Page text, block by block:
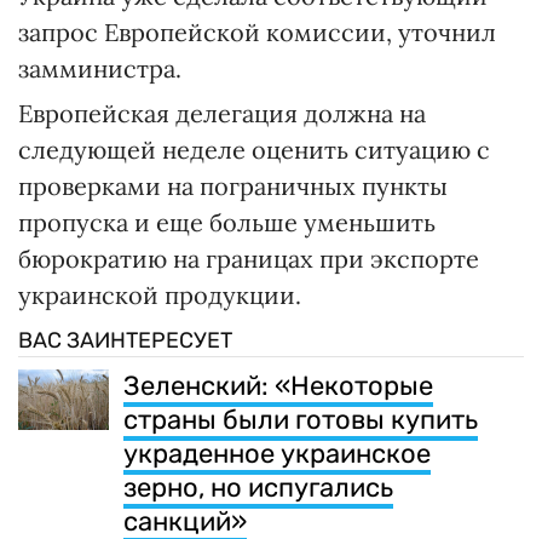
запрос Европейской комиссии, уточнил
замминистра.
Европейская делегация должна на
следующей неделе оценить ситуацию с
проверками на пограничных пункты
пропуска и еще больше уменьшить
бюрократию на границах при экспорте
украинской продукции.
ВАС ЗАИНТЕРЕСУЕТ
Зеленский: «Некоторые
страны были готовы купить
украденное украинское
зерно, но испугались
санкций»